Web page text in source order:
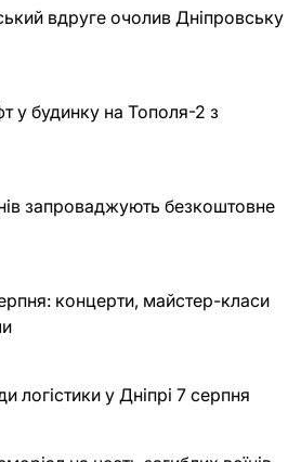
вдруге очолив Дніпровську
у будинку на Тополя-2 з
запроваджують безкоштовне
концерти, майстер-класи
логістики у Дніпрі 7 серпня